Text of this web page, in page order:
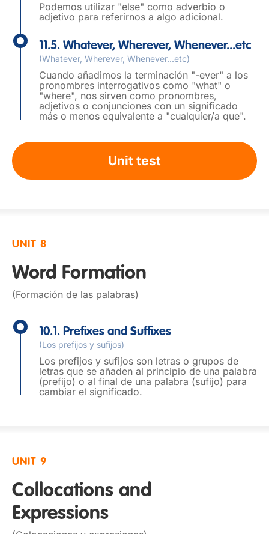
Podemos utilizar "else" como adverbio o
adjetivo para referirnos a algo adicional.
11.5. Whatever, Wherever, Whenever...etc
(Whatever, Wherever, Whenever...etc)
Cuando añadimos la terminación "-ever" a los
pronombres interrogativos como "what" o
"where", nos sirven como pronombres,
adjetivos o conjunciones con un significado
más o menos equivalente a "cualquier/a que".
Unit test
UNIT 8
Word Formation
(Formación de las palabras)
10.1. Prefixes and Suffixes
(Los prefijos y sufijos)
Los prefijos y sufijos son letras o grupos de
letras que se añaden al principio de una palabra
(prefijo) o al final de una palabra (sufijo) para
cambiar el significado.
UNIT 9
Collocations and
Expressions